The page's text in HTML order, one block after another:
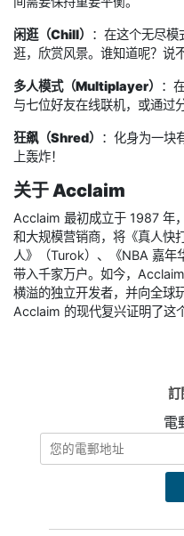
闲逛（Chill）
：在这个无尽模
逛，欣赏风景。谁知道呢？说
多人模式（Multiplayer）
：
与七位好友在线联机，或通过
狂飙（Shred）
：化身为一块
上轰炸！
关于 Acclaim
Acclaim 最初成立于 1987 年
和大规模营销商，将《真人
人》（Turok）、《NBA 嘉年
带入千家万户。如今，
横溢的独立开发者，并向全球
Acclaim 的现代复兴证明了这
訂
電